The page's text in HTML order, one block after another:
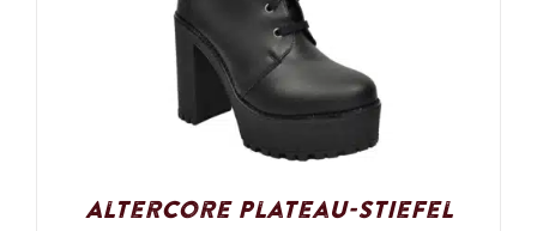
Altercore Plateau-Stiefel